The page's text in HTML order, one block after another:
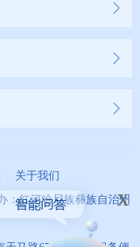
关于我们
：红河哈尼族彝族自治州
x